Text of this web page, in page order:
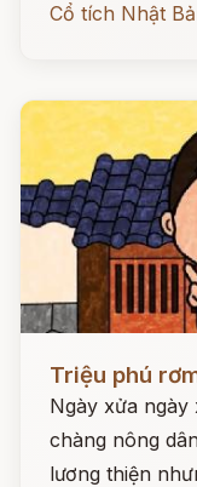
Cổ tích Nhật
Triệu phú
Ngày xửa
chàng nông
lương thiện